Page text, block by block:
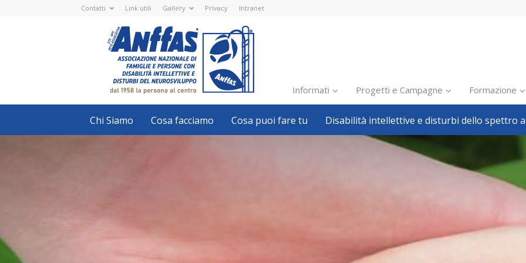
Contatti Link utili Gallery Privacy Intranet
Nazionale
ETS
-
APS
Associazione
Nazionale
di
Famiglie
e
con
disabilità
intellettive
Informati
Inclusione scolastica
Inclusione lavorativa
Politiche sociali
Progetti e Campagne Formazione
Chi Siamo Cosa facciamo Cosa puoi fare tu Disabilità intellettive e disturbi dello spettro